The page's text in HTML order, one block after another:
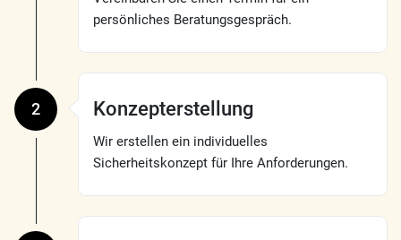
persönliches Beratungsgespräch.
2 Konzepterstellung
Wir erstellen ein individuelles
Sicherheitskonzept für Ihre Anforderungen.